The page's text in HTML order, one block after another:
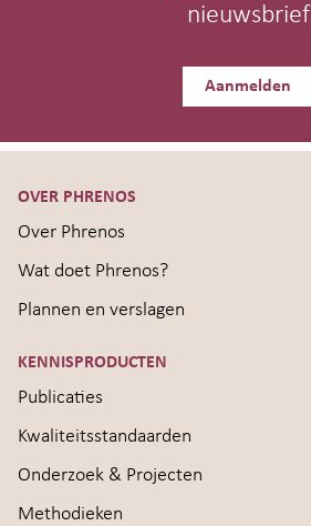
nieuwsbrief
Aanmelden
OVER PHRENOS
Over Phrenos
Wat doet Phrenos?
Plannen en verslagen
KENNISPRODUCTEN
Publicaties
Kwaliteitsstandaarden
Onderzoek & Projecten
Methodieken